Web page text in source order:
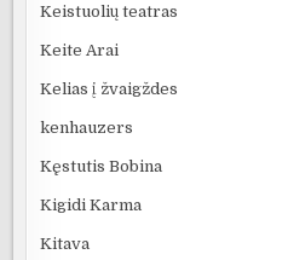
Keistuolių teatras
Keite Arai
Kelias į žvaigždes
kenhauzers
Kęstutis Bobina
Kigidi Karma
Kitava